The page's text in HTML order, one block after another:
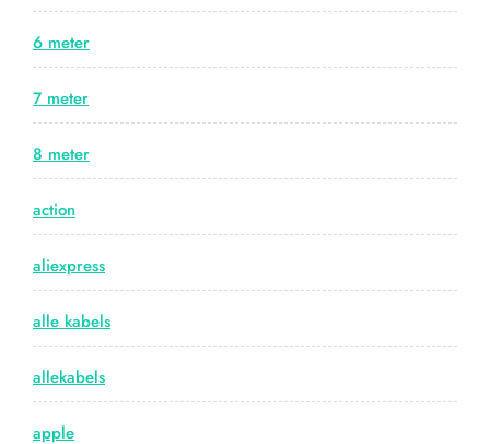
6 meter
7 meter
8 meter
action
aliexpress
alle kabels
allekabels
apple